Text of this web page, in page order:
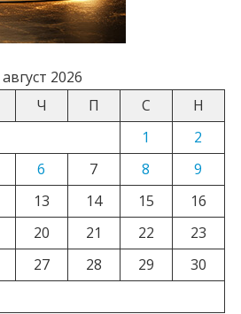
август 2026
Ч П С
Н
1
2
6 7 8
9
13 14 15
16
20 21 22
23
27 28 29
30